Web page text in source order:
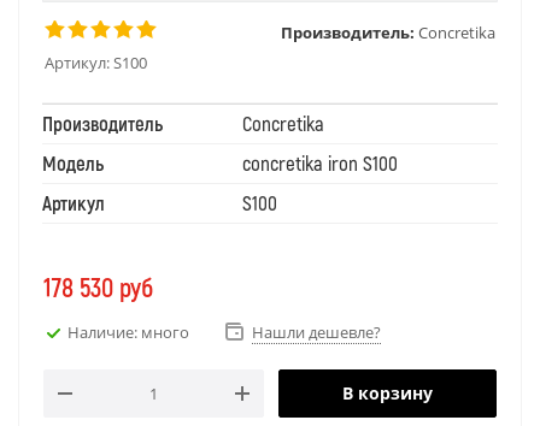
Артикул:S100
Производитель: Concretika
Производитель
Concretika
Модель
concretika iron S100
Артикул
S100
178 530 руб
Наличие: много Нашли дешевле?
В корзину